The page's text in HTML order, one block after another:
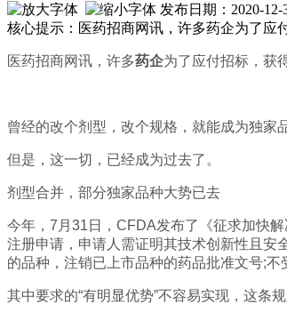
发布日期：2020-12-
核心提示：医药招商网讯，许多药企为了应
医药招商网讯，许多药企为了应付招标，获
曾经的改个剂型，改个规格，就能成为独家
但是，这一切，已经成为过去了。
剂型合并，部分独家品种大势已去
今年，7月31日，CFDA发布了《征求加快
注册申请，申请人需证明其技术创新性且安
的品种，注销已上市品种的药品批准文号;
其中要求的“有明显优势”不容易实现，这条